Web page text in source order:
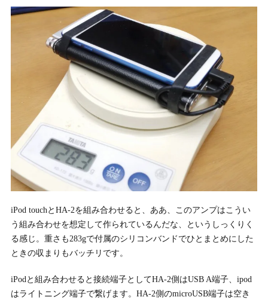
iPod touchとHA-2を組み合わせると、ああ、このアンプはこうい
う組み合わせを想定して作られているんだな、というしっくりく
る感じ。重さも283gで付属のシリコンバンドでひとまとめにした
ときの収まりもバッチリです。
iPodと組み合わせると接続端子としてHA-2側はUSB A端子、ipod
はライトニング端子で繋げます。HA-2側のmicroUSB端子は空き